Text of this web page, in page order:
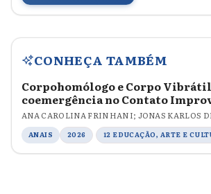
CONHEÇA TAMBÉM
Corpohomólogo e Corpo
coemergência no Contato
ANA CAROLINA FRINHANI; JONAS KARLOS
ANAIS 2026 12 EDUCAÇÃO, ARTE E